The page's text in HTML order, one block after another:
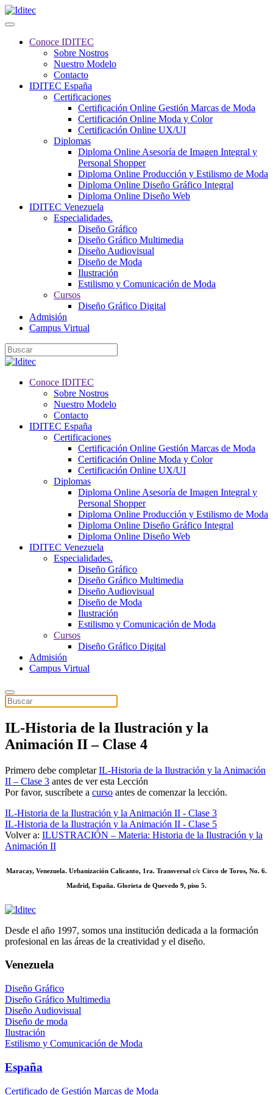
Conoce IDITEC
Sobre Nostros
Nuestro Modelo
Contacto
IDITEC España
Certificaciones
Certificación Online Gestión Marcas de Moda
Certificación Online Moda y Color
Certificación Online UX/UI
Diplomas
Diploma Online Asesoría de Imagen Integral y
Personal Shopper
Diploma Online Producción y Estilismo de Moda
Diploma Online Diseño Gráfico Integral
Diploma Online Diseño Web
IDITEC Venezuela
Especialidades.
Diseño Gráfico
Diseño Gráfico Multimedia
Diseño Audiovisual
Diseño de Moda
Ilustración
Estilismo y Comunicación de Moda
Cursos
Diseño Gráfico Digital
Admisión
Campus Virtual
Conoce IDITEC
Sobre Nostros
Nuestro Modelo
Contacto
IDITEC España
Certificaciones
Certificación Online Gestión Marcas de Moda
Certificación Online Moda y Color
Certificación Online UX/UI
Diplomas
Diploma Online Asesoría de Imagen Integral y
Personal Shopper
Diploma Online Producción y Estilismo de Moda
Diploma Online Diseño Gráfico Integral
Diploma Online Diseño Web
IDITEC Venezuela
Especialidades.
Diseño Gráfico
Diseño Gráfico Multimedia
Diseño Audiovisual
Diseño de Moda
Ilustración
Estilismo y Comunicación de Moda
Cursos
Diseño Gráfico Digital
Admisión
Campus Virtual
IL-Historia de la Ilustración y la
Animación II – Clase 4
Primero debe completarIL-Historia de la Ilustración y la Animación
II – Clase 3 antes de ver esta Lección
Por favor, suscríbete a curso antes de comenzar la lección.
IL-Historia de la Ilustración y la Animación II - Clase 3
IL-Historia de la Ilustración y la Animación II - Clase 5
Volver a: ILUSTRACIÓN – Materia: Historia de la Ilustración y la
Animación II
Maracay, Venezuela. Urbanización Calicanto, 1ra. Transversal c/c Circo de Toros, No. 6.
Madrid, España. Glorieta de Quevedo 9, piso 5.
Desde el año 1997, somos una institución dedicada a la formación
profesional en las áreas de la creatividad y el diseño.
Venezuela
Diseño Gráfico
Diseño Gráfico Multimedia
Diseño Audiovisual
Diseño de moda
Ilustración
Estilismo y Comunicación de Moda
España
Certificado de Gestión Marcas de Moda